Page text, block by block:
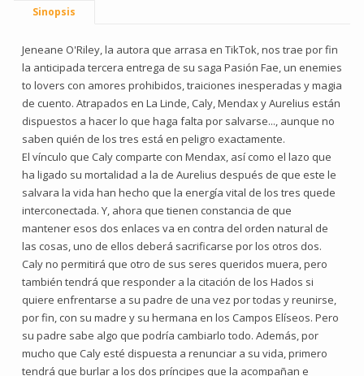
Sinopsis
Jeneane O'Riley, la autora que arrasa en TikTok, nos trae por fin
la anticipada tercera entrega de su saga Pasión Fae, un enemies
to lovers con amores prohibidos, traiciones inesperadas y magia
de cuento. Atrapados en La Linde, Caly, Mendax y Aurelius están
dispuestos a hacer lo que haga falta por salvarse..., aunque no
saben quién de los tres está en peligro exactamente.
El vínculo que Caly comparte con Mendax, así como el lazo que
ha ligado su mortalidad a la de Aurelius después de que este le
salvara la vida han hecho que la energía vital de los tres quede
interconectada. Y, ahora que tienen constancia de que
mantener esos dos enlaces va en contra del orden natural de
las cosas, uno de ellos deberá sacrificarse por los otros dos.
Caly no permitirá que otro de sus seres queridos muera, pero
también tendrá que responder a la citación de los Hados si
quiere enfrentarse a su padre de una vez por todas y reunirse,
por fin, con su madre y su hermana en los Campos Elíseos. Pero
su padre sabe algo que podría cambiarlo todo. Además, por
mucho que Caly esté dispuesta a renunciar a su vida, primero
tendrá que burlar a los dos príncipes que la acompañan e